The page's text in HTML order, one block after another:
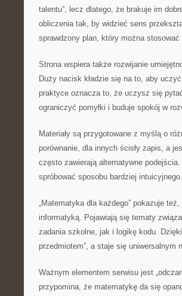
talentu”, lecz dlatego, że brakuje im
obliczenia tak, by widzieć sens
sprawdzony plan, który można
Strona wspiera także rozwijanie
Duży nacisk kładzie się na to, aby
praktyce oznacza to, że uczysz się
ograniczyć pomyłki i buduje spokój w
Materiały są przygotowane z myślą o
porównanie, dla innych ścisły zapis, a
często zawierają alternatywne
spróbować sposobu bardziej
„Matematyka dla każdego” pokazuje
informatyką. Pojawiają się tematy
zadania szkolne, jak i logikę kodu.
przedmiotem”, a staje się uniwersalnym
Ważnym elementem serwisu jest
przypomina, że matematykę da się